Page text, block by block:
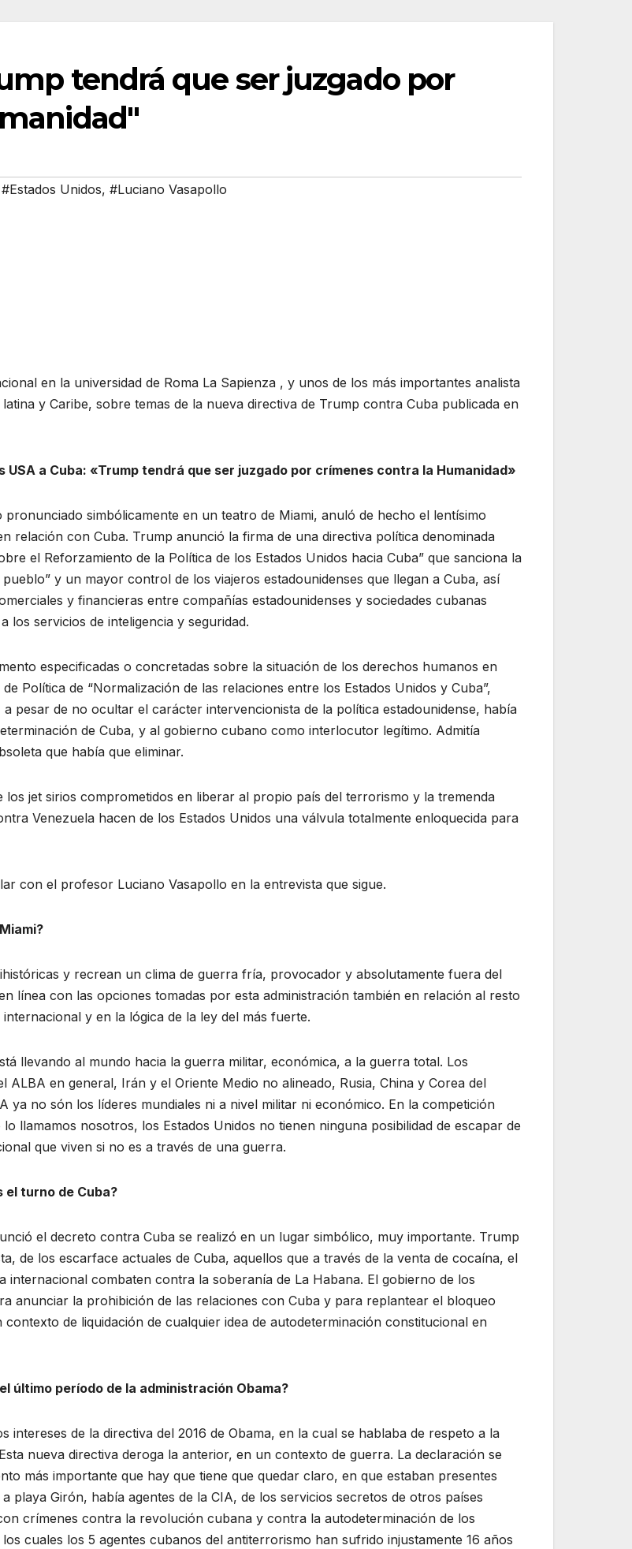
tendrá que ser juzgado por
#Estados Unidos, #Luciano Vasapollo
en la universidad de Roma La Sapienza , y unos de los más importantes analista
y Caribe, sobre temas de la nueva directiva de Trump contra Cuba publicada en
a Cuba: «Trump tendrá que ser juzgado por crímenes contra la Humanidad»
simbólicamente en un teatro de Miami, anuló de hecho el lentísimo
relación con Cuba. Trump anunció la firma de una directiva política denominada
el Reforzamiento de la Política de los Estados Unidos hacia Cuba” que sanciona la
y un mayor control de los viajeros estadounidenses que llegan a Cuba, así
y financieras entre compañías estadounidenses y sociedades cubanas
los servicios de inteligencia y seguridad.
especificadas o concretadas sobre la situación de los derechos humanos en
Política de “Normalización de las relaciones entre los Estados Unidos y Cuba”,
pesar de no ocultar el carácter intervencionista de la política estadounidense, había
de Cuba, y al gobierno cubano como interlocutor legítimo. Admitía
que había que eliminar.
jet sirios comprometidos en liberar al propio país del terrorismo y la tremenda
Venezuela hacen de los Estados Unidos una válvula totalmente enloquecida para
con el profesor Luciano Vasapollo en la entrevista que sigue.
y recrean un clima de guerra fría, provocador y absolutamente fuera del
línea con las opciones tomadas por esta administración también en relación al resto
y en la lógica de la ley del más fuerte.
llevando al mundo hacia la guerra militar, económica, a la guerra total. Los
ALBA en general, Irán y el Oriente Medio no alineado, Rusia, China y Corea del
no són los líderes mundiales ni a nivel militar ni económico. En la competición
llamamos nosotros, los Estados Unidos no tienen ninguna posibilidad de escapar de
que viven si no es a través de una guerra.
el turno de Cuba?
el decreto contra Cuba se realizó en un lugar simbólico, muy importante. Trump
de los escarface actuales de Cuba, aquellos que a través de la venta de cocaína, el
combaten contra la soberanía de La Habana. El gobierno de los
anunciar la prohibición de las relaciones con Cuba y para replantear el bloqueo
de liquidación de cualquier idea de autodeterminación constitucional en
último período de la administración Obama?
de la directiva del 2016 de Obama, en la cual se hablaba de respeto a la
nueva directiva deroga la anterior, en un contexto de guerra. La declaración se
más importante que hay que tiene que quedar claro, en que estaban presentes
playa Girón, había agentes de la CIA, de los servicios secretos de otros países
crímenes contra la revolución cubana y contra la autodeterminación de los
cuales los 5 agentes cubanos del antiterrorismo han sufrido injustamente 16 años